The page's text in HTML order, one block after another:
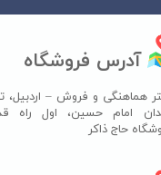
آدرس فروشگاه
هماهنگی و فروش – اردبیل،
امام حسین، اول راه
حاج ذاکر​​​​​​​